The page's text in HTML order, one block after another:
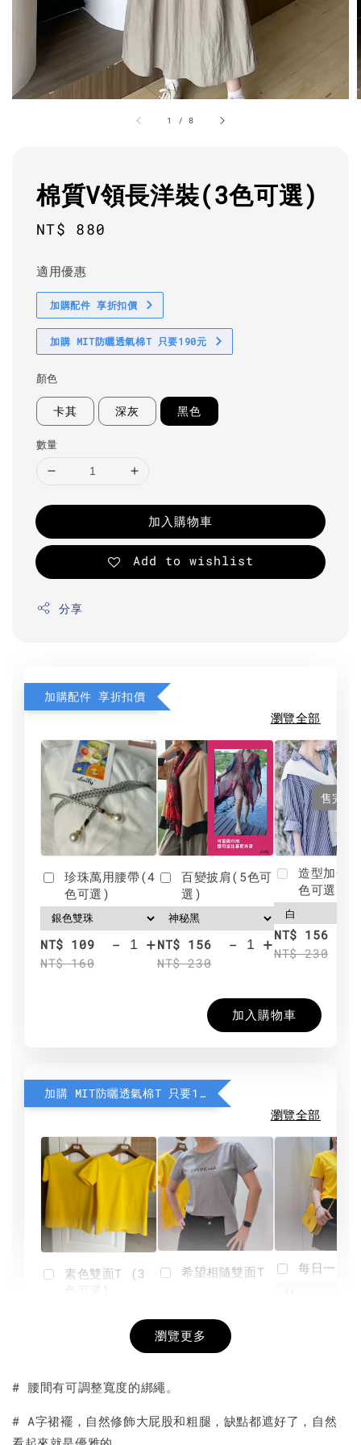
1 / 8
棉質V領長洋裝(3色可選)
Regular
NT$ 880
適用優惠
加購配件 享折扣價
加購 MIT防曬透氣棉T 只要190元
顏色
卡其 深灰 黑色
數量
加入購物車
Add to wishlist
分享
加購配件 享折扣價
瀏覽全部
珍珠萬用腰帶(4
色可選)
NT$ 109
NT$ 160
- +
百變披肩(5色可
選)
NT$ 156
NT$ 230
- +
售完
造型加分
色可選)
NT$ 156
NT$ 230
加入購物車
加購 MIT防曬透氣棉T 只要190元
瀏覽全部
素色雙面T (3
+
希望相隨雙面T
NT$ 190
-
每日一笑
瀏覽更多
# 腰間有可調整寬度的綁繩。
# A字裙襬，自然修飾大屁股和粗腿，缺點都遮好了，自然